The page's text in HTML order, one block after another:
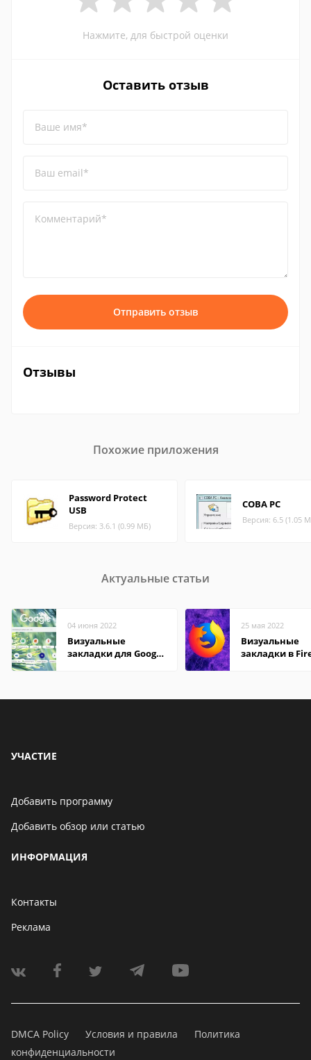
Нажмите, для быстрой оценки
Оставить отзыв
Ваше имя*
Ваш email*
Комментарий*
Отправить отзыв
Отзывы
Похожие приложения
Password Protect
USB
Версия: 3.6.1 (0.99 МБ)
СОВА РС
Версия: 6.5 (1.05
Актуальные статьи
04 июня 2022
Визуальные
закладки для Google
25 мая 2022
Визуальные
закладки в
УЧАСТИЕ
Добавить программу
Добавить обзор или статью
ИНФОРМАЦИЯ
Контакты
Реклама
DMCA Policy Условия и правила
Политика
конфиденциальности